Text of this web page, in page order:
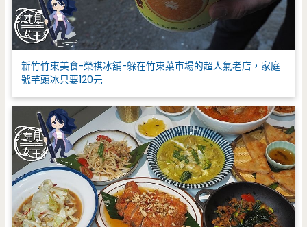
新竹竹東美食-榮祺冰舖-躲在竹東菜市場的超人氣老店，家庭
號芋頭冰只要120元